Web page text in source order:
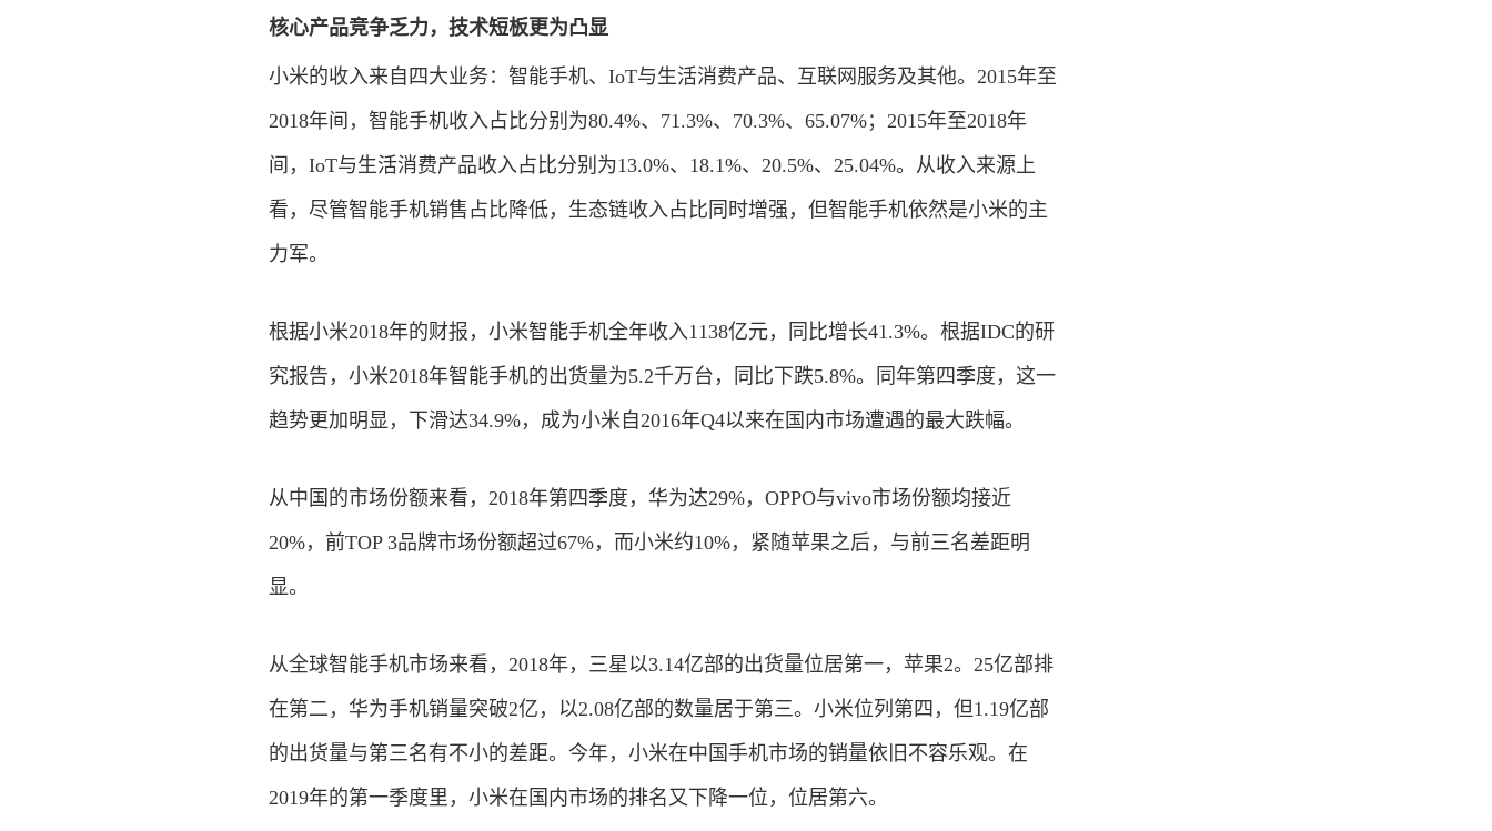
核心产品竞争乏力，技术短板更为凸显
小米的收入来自四大业务：智能手机、IoT与生活消费产品、互联网服务及其他。2015年至
2018年间，智能手机收入占比分别为80.4%、71.3%、70.3%、65.07%；2015年至2018年
间，IoT与生活消费产品收入占比分别为13.0%、18.1%、20.5%、25.04%。从收入来源上
看，尽管智能手机销售占比降低，生态链收入占比同时增强，但智能手机依然是小米的主
力军。
根据小米2018年的财报，小米智能手机全年收入1138亿元，同比增长41.3%。根据IDC的研
究报告，小米2018年智能手机的出货量为5.2千万台，同比下跌5.8%。同年第四季度，这一
趋势更加明显，下滑达34.9%，成为小米自2016年Q4以来在国内市场遭遇的最大跌幅。
从中国的市场份额来看，2018年第四季度，华为达29%，OPPO与vivo市场份额均接近
20%，前TOP 3品牌市场份额超过67%，而小米约10%，紧随苹果之后，与前三名差距明
显。
从全球智能手机市场来看，2018年，三星以3.14亿部的出货量位居第一，苹果2。25亿部排
在第二，华为手机销量突破2亿，以2.08亿部的数量居于第三。小米位列第四，但1.19亿部
的出货量与第三名有不小的差距。今年，小米在中国手机市场的销量依旧不容乐观。在
2019年的第一季度里，小米在国内市场的排名又下降一位，位居第六。